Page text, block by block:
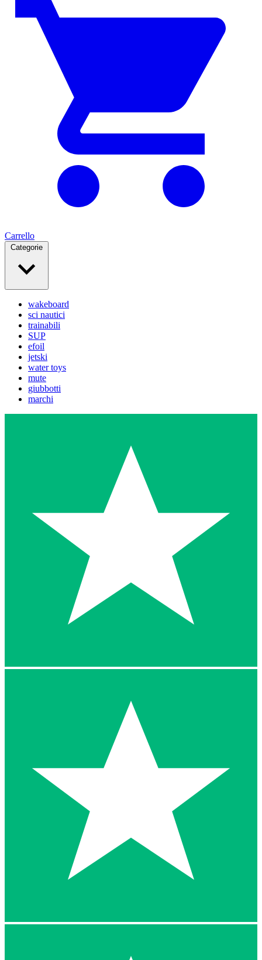
Carrello
Categorie
wakeboard
sci nautici
trainabili
SUP
efoil
jetski
water toys
mute
giubbotti
marchi